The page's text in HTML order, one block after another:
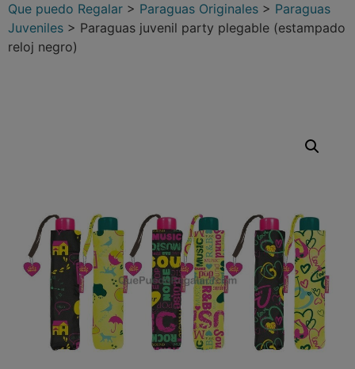
Que puedo Regalar > Paraguas Originales > Paraguas
Juveniles > Paraguas juvenil party plegable (estampado
reloj negro)